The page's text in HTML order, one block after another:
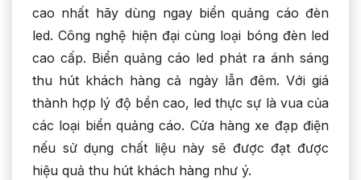
cao nhất hãy dùng ngay biển quảng cáo đèn
led. Công nghệ hiện đại cùng loại bóng đèn led
cao cấp. Biển quảng cáo led phát ra ánh sáng
thu hút khách hàng cả ngày lẫn đêm. Với giá
thành hợp lý độ bền cao, led thực sự là vua của
các loại biển quảng cáo. Cửa hàng xe đạp điện
nếu sử dụng chất liệu này sẽ được đạt được
hiệu quả thu hút khách hàng như ý.